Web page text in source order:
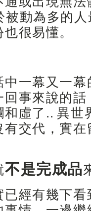
被動為多的
很易懂。
一幕又一
事來說的
虛了.. 異世
交代，實
不是完成品
經有幾下